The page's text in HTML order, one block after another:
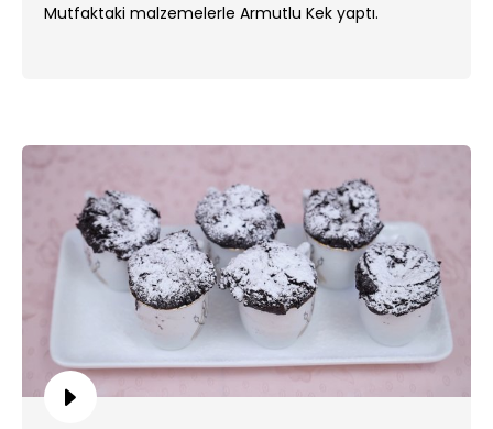
Mutfaktaki malzemelerle Armutlu Kek yaptı.